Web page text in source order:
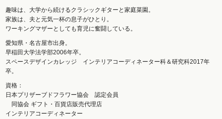
趣味は、大学から続けるクラシックギターと家庭菜園。
家族は、夫と元気一杯の息子がひとり。
ワーキングマザーとしても育児に奮闘している。
愛知県・名古屋市出身。
早稲田大学法学部2006年卒。
スペースデザインカレッジ インテリアコーディネーター科＆研究科2017年
卒。
資格：
日本プリザーブドフラワー協会 認定会員
同協会 ギフト・百貨店販売代理店
インテリアコーディネーター